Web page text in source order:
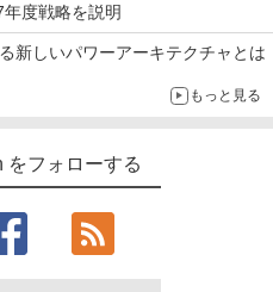
度戦略を説明
新しいパワーアーキテクチャとは
もっと見る
をフォローする